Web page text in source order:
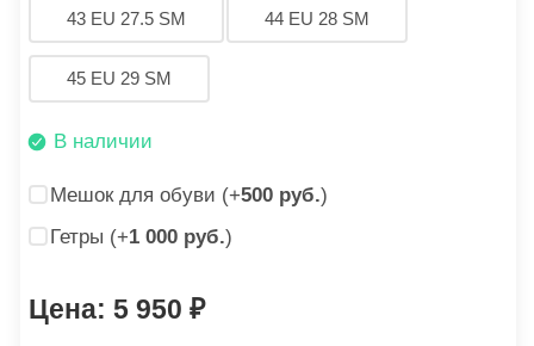
43 EU 27.5 SM 44 EU 28 SM
45 EU 29 SM
В наличии
Мешок для обуви (+500 руб.)
Гетры (+1 000 руб.)
5 950